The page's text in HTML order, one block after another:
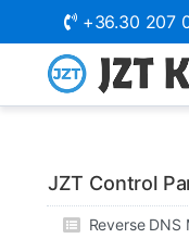
+36.30 207
JZT Control
Reverse DNS